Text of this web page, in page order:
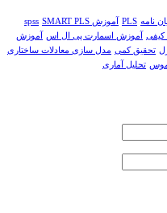
نامه PLS آموزش spss SMART PLS
کیفی آموزش اسمارت پی ال اس
آموزش
تحقیق کمی مدل سازی معادلات ساختاری
تحلیل آماری